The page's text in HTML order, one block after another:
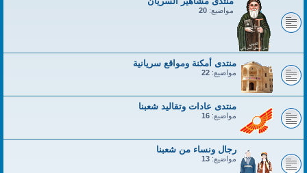
مواضيع: 20
منتدى أمكنة ومواقع سريانية
مواضيع: 22
منتدى عادات وتقاليد شعبنا
مواضيع: 16
رجال ونساء من شعبنا
مواضيع: 13